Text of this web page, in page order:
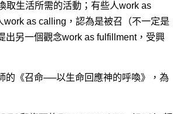
取生活所需的活動；有些人work as
as calling，認為是被召（不一定是
出另一個觀念work as fulfillment，受興
的《召命──以生命回應神的呼喚》，為